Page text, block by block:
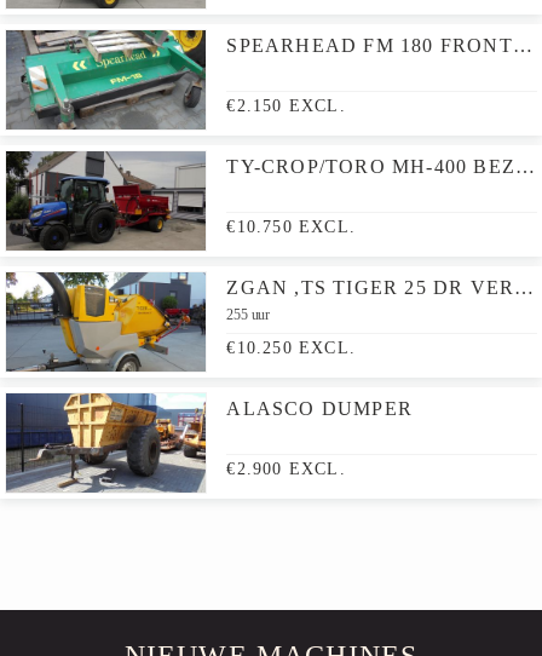
SPEARHEAD FM 180 FRONTKLEPELMAAIER
€2.150 EXCL.
TY-CROP/TORO MH-400 BEZANDER
€10.750 EXCL.
ZGAN ,TS TIGER 25 DR VERSNIPPERAAR
255 uur
€10.250 EXCL.
ALASCO DUMPER
€2.900 EXCL.